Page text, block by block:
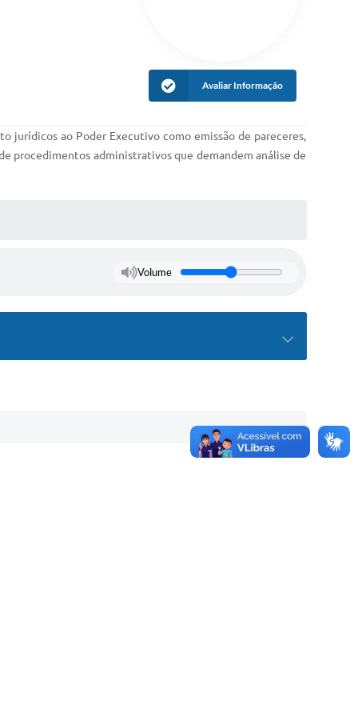
Avaliar Informação
ao Poder Executivo como emissão de pareceres,
procedimentos administrativos que demandem análise de
Volume